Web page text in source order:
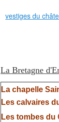
vestiges du
La Bretagne
La chapelle
Les calvaires
Les tombes du